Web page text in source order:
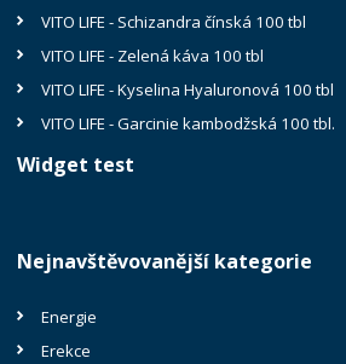
VITO LIFE - Schizandra čínská 100 tbl
VITO LIFE - Zelená káva 100 tbl
VITO LIFE - Kyselina Hyaluronová 100 tbl
VITO LIFE - Garcinie kambodžská 100 tbl.
Widget test
Nejnavštěvovanější kategorie
Energie
Erekce